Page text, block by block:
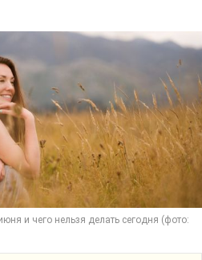
и чего нельзя делать сегодня (фото: